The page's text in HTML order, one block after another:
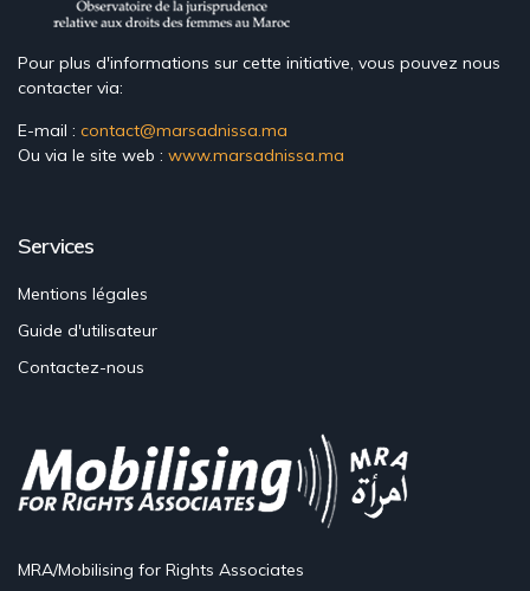
Pour plus d'informations sur cette initiative, vous pouvez nous
contacter via:
E-mail : contact@marsadnissa.ma
Ou via le site web : www.marsadnissa.ma
Services
Mentions légales
Guide d'utilisateur
Contactez-nous
MRA/Mobilising for Rights Associates